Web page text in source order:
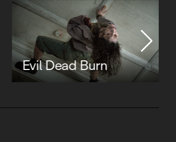
Evil Dead Burn